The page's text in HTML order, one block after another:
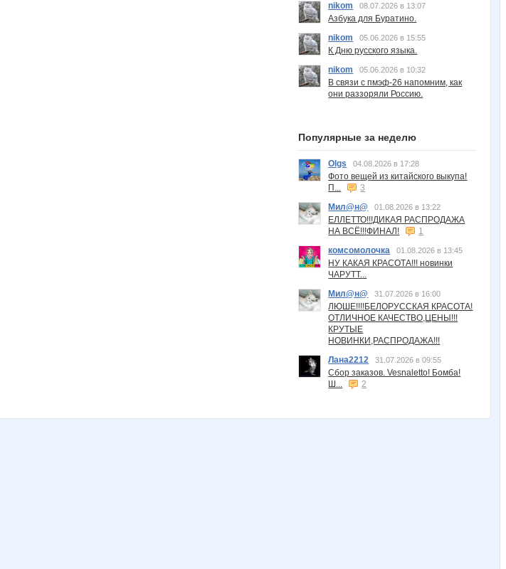
nikom
08.07.2026 в 13:07
Азбука для Буратино.
nikom
05.06.2026 в 15:55
К Дню русского языка.
nikom
05.06.2026 в 10:32
В связи с пмэф-26 напомним, как
они раззоряли Россию.
Популярные за неделю
Olgs 04.08.2026 в 17:28
Фото вещей из китайского выкупа!
П...
3
Мил@н@
01.08.2026 в 13:22
ЕЛЛЕТТО!!!ДИКАЯ РАСПРОДАЖА
НА ВСЁ!!!ФИНАЛ!
1
комсомолочка
01.08.2026 в 13:45
НУ КАКАЯ КРАСОТА!!! новинки
ЧАРУТТ...
Мил@н@
31.07.2026 в 16:00
ЛЮШЕ!!!!БЕЛОРУССКАЯ КРАСОТА!
ОТЛИЧНОЕ КАЧЕСТВО,ЦЕНЫ!!!
КРУТЫЕ
НОВИНКИ,РАСПРОДАЖА!!!
Лана2212
31.07.2026 в 09:55
Сбор заказов. Vesnaletto! Бомба!
Ш...
2